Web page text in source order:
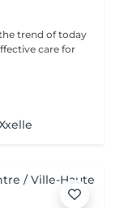
trend of today
care for